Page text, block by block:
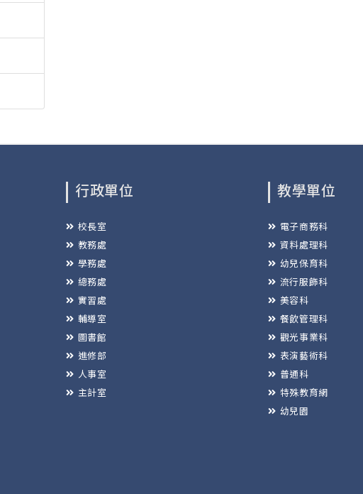
行政單位
校長室
教務處
學務處
總務處
實習處
輔導室
圖書館
進修部
人事室
主計室
教學單位
電子商務科
資料處理科
幼兒保育科
流行服飾科
美容科
餐飲管理科
觀光事業科
表演藝術科
普通科
特殊教育網
幼兒園